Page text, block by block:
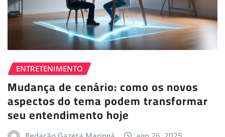
ENTRETENIMENTO
Mudança de cenário: como os novos
aspectos do tema podem transformar
seu entendimento hoje